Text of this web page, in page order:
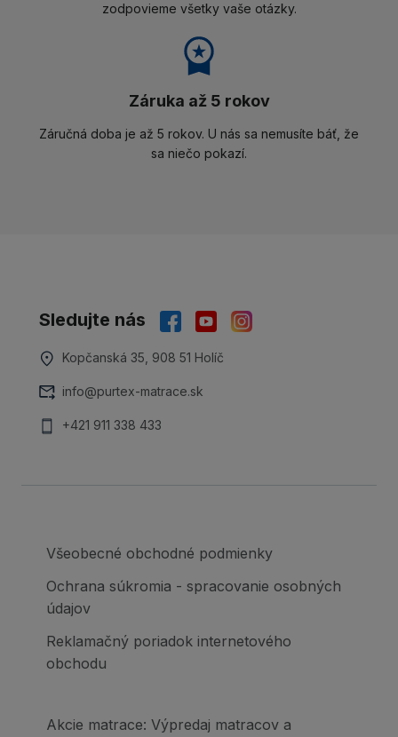
zodpovieme všetky vaše otázky.
Záruka až 5 rokov
Záručná doba je až 5 rokov. U nás sa nemusíte báť, že
sa niečo pokazí.
Sledujte nás
Kopčanská 35, 908 51 Holíč
info@purtex-matrace.sk
+421 911 338 433
Všeobecné obchodné podmienky
Ochrana súkromia - spracovanie osobných
údajov
Reklamačný poriadok internetového
obchodu
Akcie matrace: Výpredaj matracov a